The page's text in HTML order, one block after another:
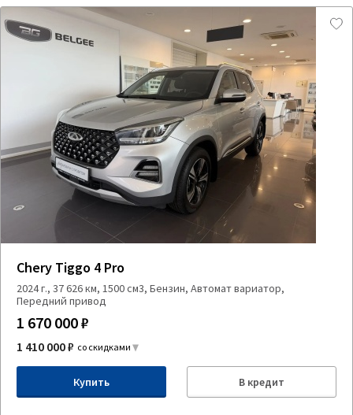
Chery Tiggo 4 Pro
2024 г., 37 626 км, 1500 см3, Бензин, Автомат вариатор,
Передний привод
1 670 000 ₽
1 410 000 ₽ со скидками
Купить В кредит